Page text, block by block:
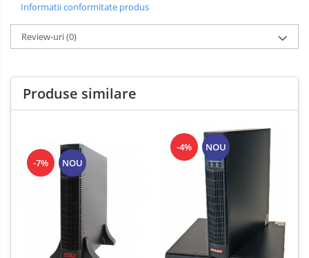
Informatii conformitate produs
Review-uri(0)
Produse similare
-7% NOU
-4% NOU